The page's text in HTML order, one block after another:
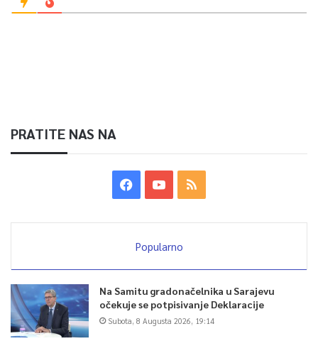
PRATITE NAS NA
Popularno
Na Samitu gradonačelnika u Sarajevu
očekuje se potpisivanje Deklaracije
Subota, 8 Augusta 2026, 19:14